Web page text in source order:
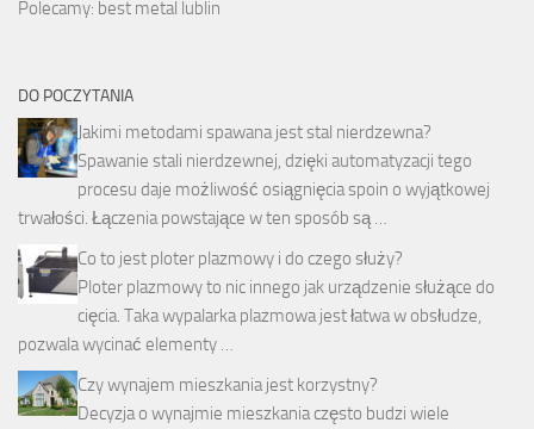
Polecamy: best metal lublin
DO POCZYTANIA
Jakimi metodami spawana jest stal nierdzewna?
Spawanie stali nierdzewnej, dzięki automatyzacji tego
procesu daje możliwość osiągnięcia spoin o wyjątkowej
trwałości. Łączenia powstające w ten sposób są …
Co to jest ploter plazmowy i do czego służy?
Ploter plazmowy to nic innego jak urządzenie służące do
cięcia. Taka wypalarka plazmowa jest łatwa w obsłudze,
pozwala wycinać elementy …
Czy wynajem mieszkania jest korzystny?
Decyzja o wynajmie mieszkania często budzi wiele